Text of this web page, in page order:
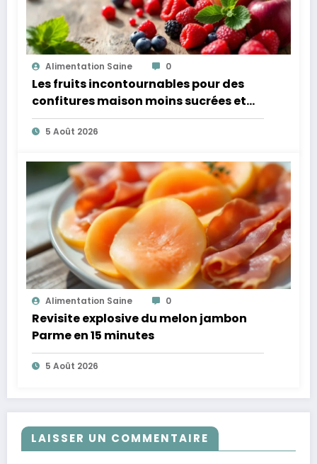
Alimentation Saine 0
Les fruits incontournables pour des
confitures maison moins sucrées et
plus légères
5 Août 2026
Alimentation Saine 0
Revisite explosive du melon jambon
Parme en 15 minutes
5 Août 2026
LAISSER UN COMMENTAIRE